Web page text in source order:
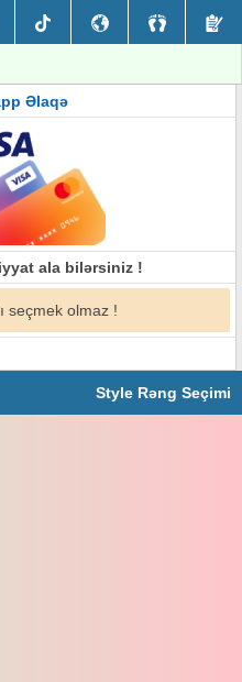
Əlaqə
ala bilərsiniz !
seçmek olmaz !
Style Rəng Seçimi